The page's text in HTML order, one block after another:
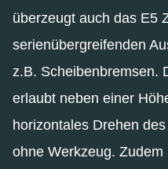
überzeugt auch das E5
serienübergreifenden
z.B. Scheibenbremsen.
erlaubt neben einer
horizontales Drehen
ohne Werkzeug.